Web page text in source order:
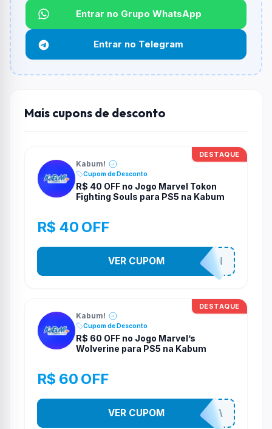
Não informado ou sem limite.
Funciona em qualquer produto?
Não necessariamente. Depende de itens participantes
e alguns vendedores ou produtos especificos podem
não aceitar cupons.
Entrar no Grupo WhatsApp
Entrar no Telegram
Mais cupons de desconto
DESTAQUE
Kabum!
Cupom de Desconto
R$ 40 OFF no Jogo Marvel Tokon
Fighting Souls para PS5 na Kabum
R$ 40 OFF
MARVELTOKON
VER CUPOM
DESTAQUE
Kabum!
Cupom de Desconto
R$ 60 OFF no Jogo Marvel’s
Wolverine para PS5 na Kabum
R$ 60 OFF
COMPRAJA
VER CUPOM